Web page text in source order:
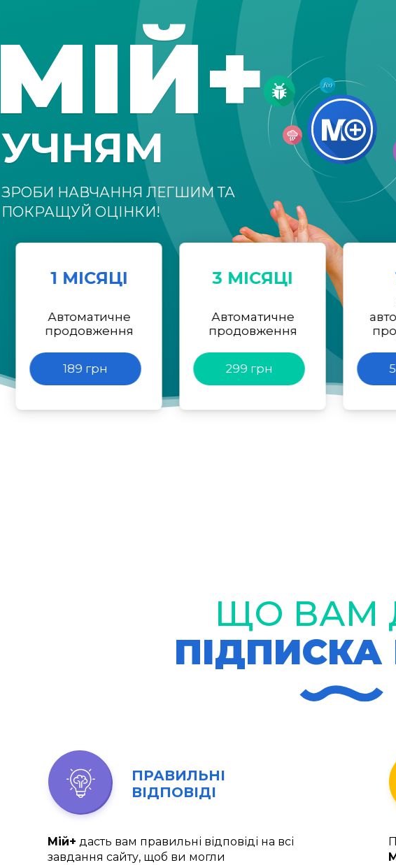
МІЙ+
УЧНЯМ
ЗРОБИ НАВЧАННЯ ЛЕГШИМ ТА
ПОКРАЩУЙ ОЦІНКИ!
1 МІСЯЦІ
Автоматичне
продовження
189 грн
3 МІСЯЦІ
Автоматичне
продовження
299 грн
ЩО ВАМ
ПІДПИСКА
ПРАВИЛЬНІ
ВІДПОВІДІ
Мій+ дасть вам правильні відповіді на всі
завдання сайту, щоб ви могли